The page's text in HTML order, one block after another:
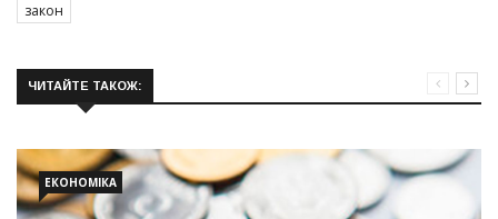
закон
ЧИТАЙТЕ ТАКОЖ:
ЕКОНОМІКА